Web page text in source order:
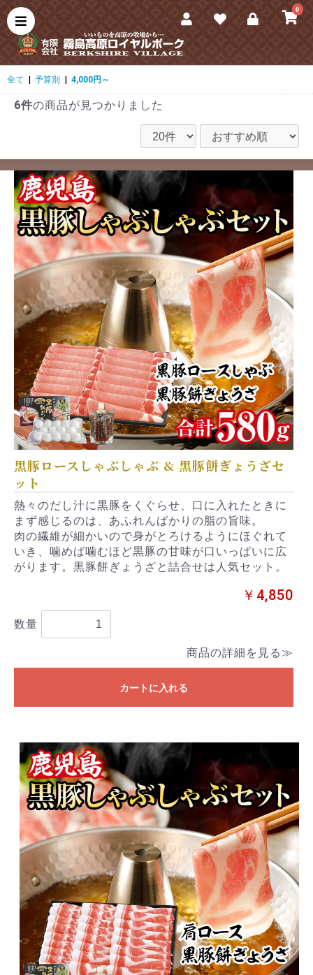
0
全て 予算別 4,000円～
6件の商品が見つかりました
黒豚ロースしゃぶしゃぶ & 黒豚餅ぎょうざセ
ット
熱々のだし汁に黒豚をくぐらせ、口に入れたときに
まず感じるのは、あふれんばかりの脂の旨味。
肉の繊維が細かいので身がとろけるようにほぐれて
いき、噛めば噛むほど黒豚の甘味が口いっぱいに広
がります。黒豚餅ぎょうざと詰合せは人気セット。
￥4,850
数量
商品の詳細を見る≫
カートに入れる